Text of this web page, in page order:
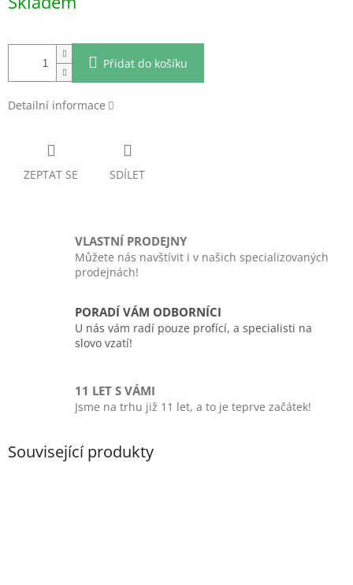
cena:
Přidat do košíku
Detailní informace
ZEPTAT SE SDÍLET
VLASTNÍ PRODEJNY
Můžete nás navštívit i v našich specializovaných
prodejnách!
PORADÍ VÁM ODBORNÍCI
U nás vám radí pouze profící, a specialisti na
slovo vzatí!
11 LET S VÁMI
Jsme na trhu již 11 let, a to je teprve začátek!
Související produkty